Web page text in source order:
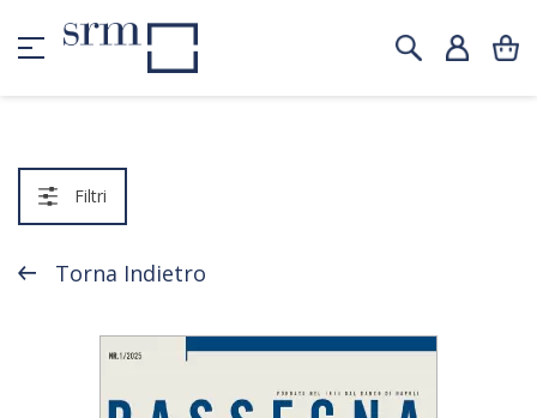
Filtri
Torna Indietro